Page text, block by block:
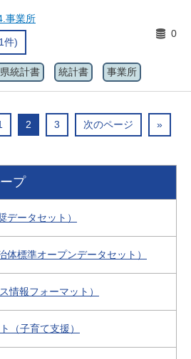
事業所
件)
0
統計書 統計書 事業所
2 3 次のページ »
プ
データセット）
体標準オープンデータセット）
情報フォーマット）
（子育て支援）